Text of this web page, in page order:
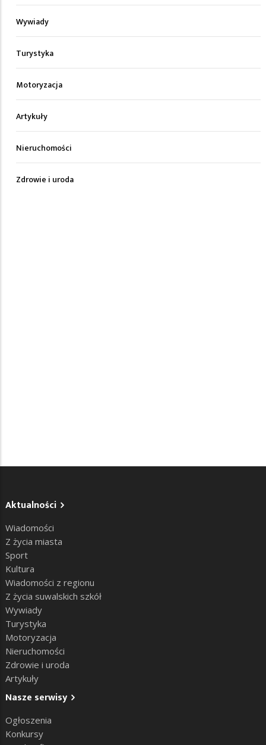
Wywiady
Turystyka
Motoryzacja
Artykuły
Nieruchomości
Zdrowie i uroda
Aktualności
Wiadomości
Z życia miasta
Sport
Kultura
Wiadomości z regionu
Z życia suwalskich szkół
Wywiady
Turystyka
Motoryzacja
Nieruchomości
Zdrowie i uroda
Artykuły
Nasze serwisy
Ogłoszenia
Konkursy